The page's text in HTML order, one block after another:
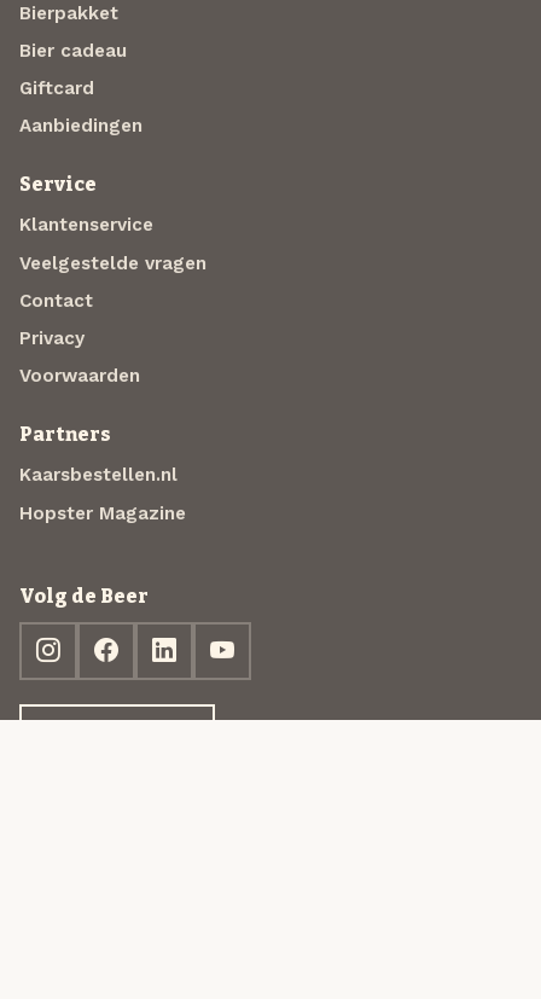
Bierpakket
Bier cadeau
Giftcard
Aanbiedingen
Service
Klantenservice
Veelgestelde vragen
Contact
Privacy
Voorwaarden
Partners
Kaarsbestellen.nl
Hopster Magazine
Volg de Beer